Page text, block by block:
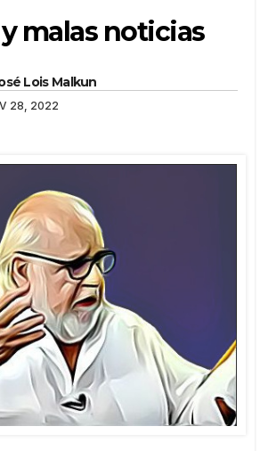
malas noticias
Lois Malkun
28, 2022